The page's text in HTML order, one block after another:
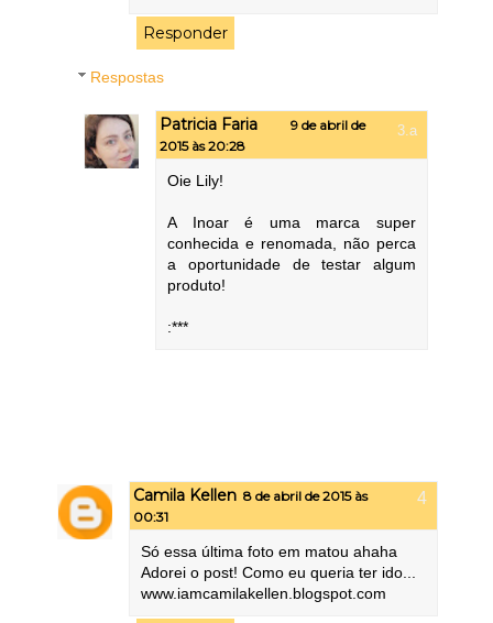
Responder
Respostas
Patricia Faria
9 de abril de
2015 às 20:28
Oie Lily!
A Inoar é uma marca super
conhecida e renomada, não perca
a oportunidade de testar algum
produto!
:***
Camila Kellen 8 de abril de 2015 às
00:31
Só essa última foto em matou ahaha
Adorei o post! Como eu queria ter ido...
www.iamcamilakellen.blogspot.com